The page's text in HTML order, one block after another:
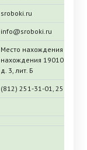
sroboki.ru
info@sroboki.ru
Место нахождения
нахождения 190103, г.
д. 3, лит. Б
(812) 251-31-01, 251-10-